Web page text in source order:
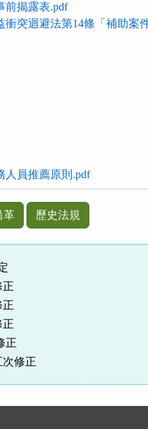
前揭露表.pdf
突迴避法第14條「補助案
人員推薦原則.pdf
革 歷史法規
正
正
正
正
次修正